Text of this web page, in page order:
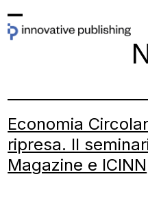
toOpen
Close
Economia
ripresa. Il
Magazine e ICINN